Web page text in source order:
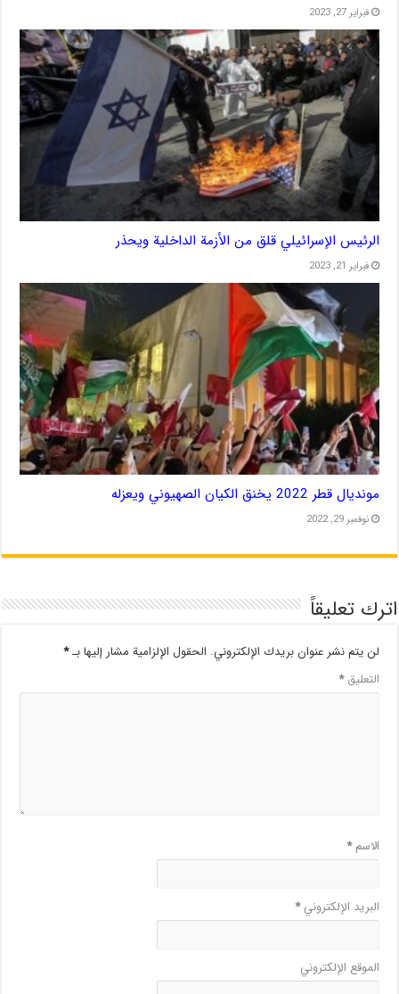
فبراير 27, 2023
الرئيس الإسرائيلي قلق من الأزمة الداخلية ويحذر
فبراير 21, 2023
مونديال قطر 2022 يخنق الكيان الصهيوني ويعزله
نوفمبر 29, 2022
اترك تعليقاً
لن يتم نشر عنوان بريدك الإلكتروني. الحقول الإلزامية مشار إليها بـ*
التعليق*
الاسم*
البريد الإلكتروني*
الموقع الإلكتروني